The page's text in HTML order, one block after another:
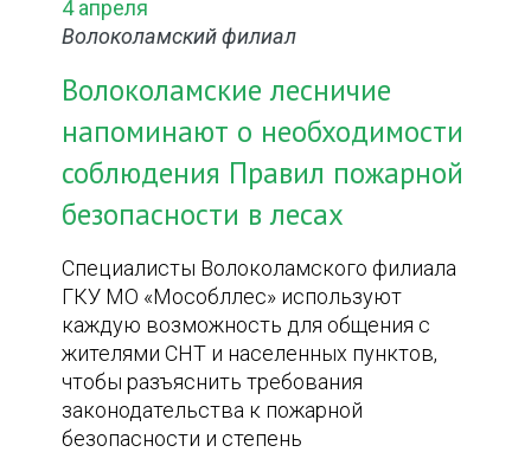
4 апреля
Волоколамский филиал
Волоколамские лесничие
напоминают о необходимости
соблюдения Правил пожарной
безопасности в лесах
Специалисты Волоколамского филиала
ГКУ МО «Мособллес» используют
каждую возможность для общения с
жителями СНТ и населенных пунктов,
чтобы разъяснить требования
законодательства к пожарной
безопасности и степень